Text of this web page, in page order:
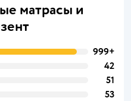
матрасы и
999+
42
51
53